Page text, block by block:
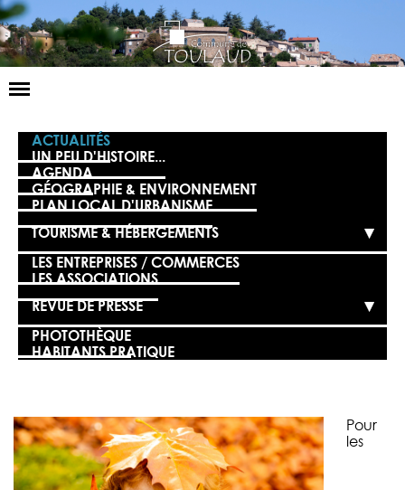
Basculer
LA MAIRIE
NOS SERVICES
LA VIE LOCALE
VOS DÉMARCHES
CONTACT
ACTUALITÉS
UN PEU D'HISTOIRE...
AGENDA
GÉOGRAPHIE & ENVIRONNEMENT
PLAN LOCAL D'URBANISME
TOURISME & HÉBERGEMENTS
LES ENTREPRISES / COMMERCES
LES ASSOCIATIONS
REVUE DE PRESSE
PHOTOTHÈQUE
HABITANTS PRATIQUE
Pour
les